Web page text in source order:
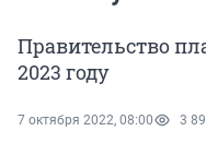
Правительство
2023 году
7 октября 2022, 08:00 3